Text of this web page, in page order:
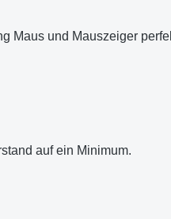
Maus und Mauszeiger
auf ein Minimum.